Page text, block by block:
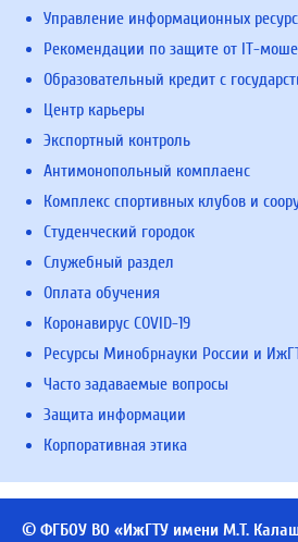
Управление информационных
Рекомендации по защите от IT-
Образовательный кредит с
Центр карьеры
Экспортный контроль
Антимонопольный комплаенс
Комплекс спортивных клубов и
Студенческий городок
Служебный раздел
Оплата обучения
Коронавирус COVID-19
Ресурсы Минобрнауки России и
Часто задаваемые вопросы
Защита информации
Корпоративная этика
© ФГБОУ ВО «ИжГТУ имени М.Т.